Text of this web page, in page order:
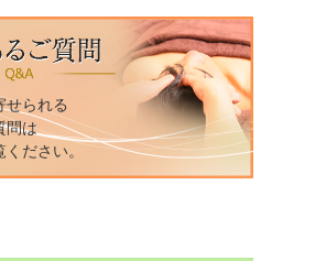
せられる
問は
ださい。